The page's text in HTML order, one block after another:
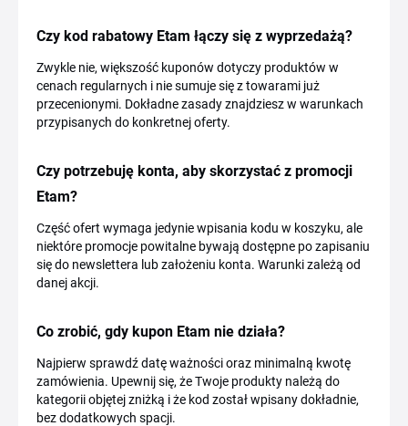
Czy kod rabatowy Etam łączy się z wyprzedażą?
Zwykle nie, większość kuponów dotyczy produktów w
cenach regularnych i nie sumuje się z towarami już
przecenionymi. Dokładne zasady znajdziesz w warunkach
przypisanych do konkretnej oferty.
Czy potrzebuję konta, aby skorzystać z promocji
Etam?
Część ofert wymaga jedynie wpisania kodu w koszyku, ale
niektóre promocje powitalne bywają dostępne po zapisaniu
się do newslettera lub założeniu konta. Warunki zależą od
danej akcji.
Co zrobić, gdy kupon Etam nie działa?
Najpierw sprawdź datę ważności oraz minimalną kwotę
zamówienia. Upewnij się, że Twoje produkty należą do
kategorii objętej zniżką i że kod został wpisany dokładnie,
bez dodatkowych spacji.